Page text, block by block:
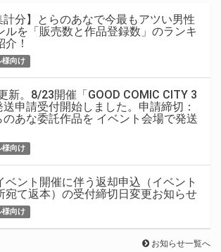
計分】とらのあなで今最もアツい男性
ルを「販売数と作品登録数」のランキ
！
様向け
新。8/23開催「GOOD COMIC CITY 3
申請受付開始しました。申請締切：
あな委託作品を イベント会場で発送
様向け
ベント開催に伴う返却申込（イベント
宛て返本）の受付締切日変更お知らせ
様向け
お知らせ一覧へ